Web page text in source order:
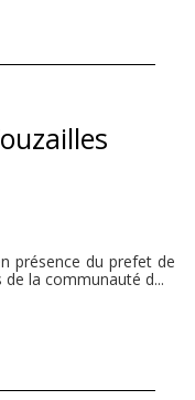
présence du prefet de
la communauté d...